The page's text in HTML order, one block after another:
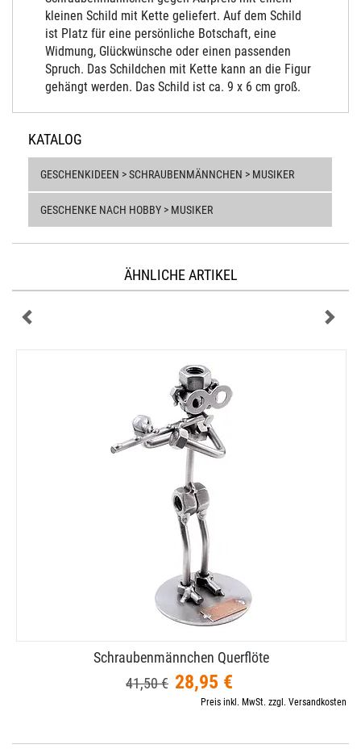
kleinen Schild mit Kette geliefert. Auf dem Schild
ist Platz für eine persönliche Botschaft, eine
Widmung, Glückwünsche oder einen passenden
Spruch. Das Schildchen mit Kette kann an die Figur
gehängt werden. Das Schild ist ca. 9 x 6 cm groß.
KATALOG
GESCHENKIDEEN > SCHRAUBENMÄNNCHEN > MUSIKER
GESCHENKE NACH HOBBY > MUSIKER
ÄHNLICHE ARTIKEL
Schraubenmännchen Querflöte
41,50 € 28,95 €
Preis inkl. MwSt. zzgl. Versandkosten